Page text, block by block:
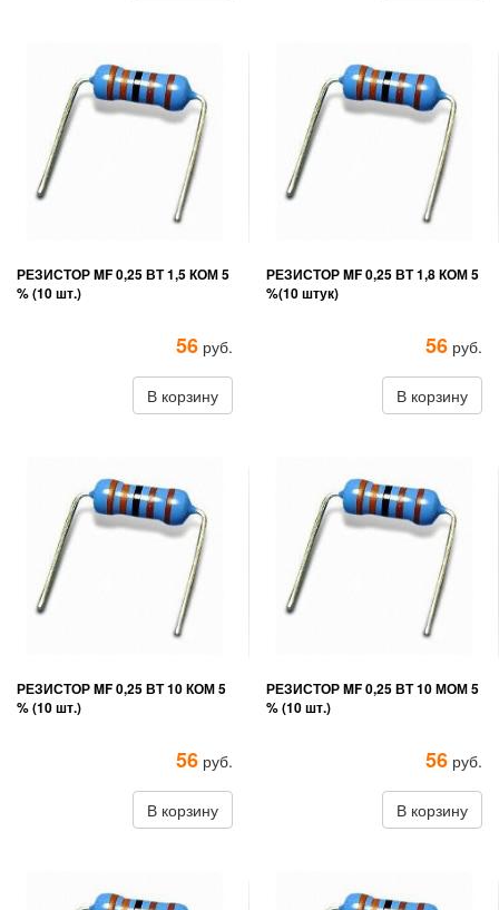
РЕЗИСТОР MF 0,25 ВТ 1,5 КОМ 5
% (10 шт.)
56 руб.
В корзину
РЕЗИСТОР MF 0,25 ВТ 1,8 КОМ 5
%(10 штук)
56 руб.
В корзину
РЕЗИСТОР MF 0,25 ВТ 10 КОМ 5
% (10 шт.)
56 руб.
В корзину
РЕЗИСТОР MF 0,25 ВТ 10 МОМ 5
% (10 шт.)
56 руб.
В корзину